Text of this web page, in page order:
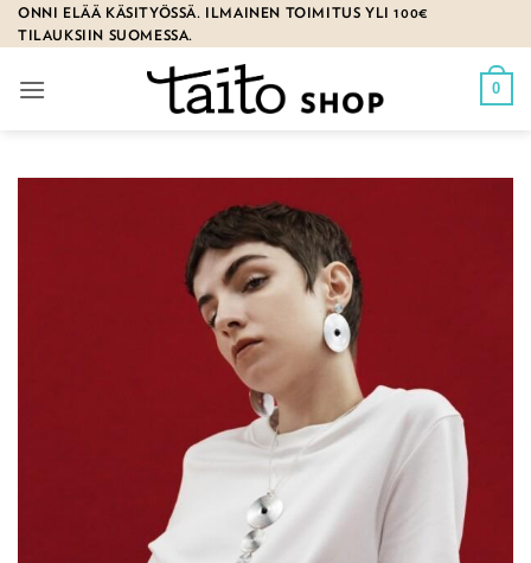
Skip
to
ONNI ELÄÄ KÄSITYÖSSÄ. ILMAINEN TOIMITUS YLI 100€
TILAUKSIIN SUOMESSA.
0